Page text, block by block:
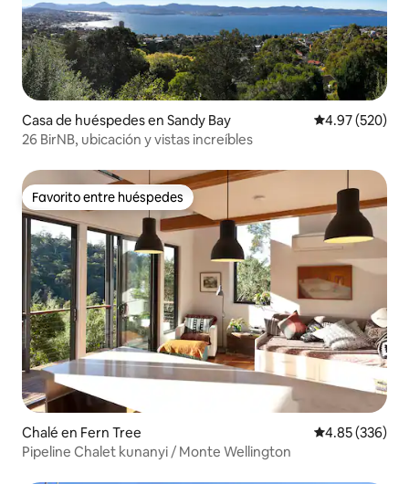
Casa de huéspedes en Sandy Bay Calificación
4.97 (520)
26 BirNB, ubicación y vistas increíbles
Favorito entre huéspedes
Favorito entre huéspedes
Chalé en Fern Tree Calificación
4.85 (336)
Pipeline Chalet kunanyi / Monte Wellington